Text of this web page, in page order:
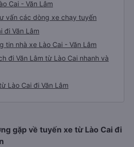
Cai - Văn Lâm
vấn các dòng xe chạy tuyến
đi Văn Lâm
tin nhà xe Lào Cai - Văn Lâm
đi Văn Lâm từ Lào Cai nhanh và
Lào Cai đi Văn Lâm
gặp về tuyến xe từ Lào Cai đi